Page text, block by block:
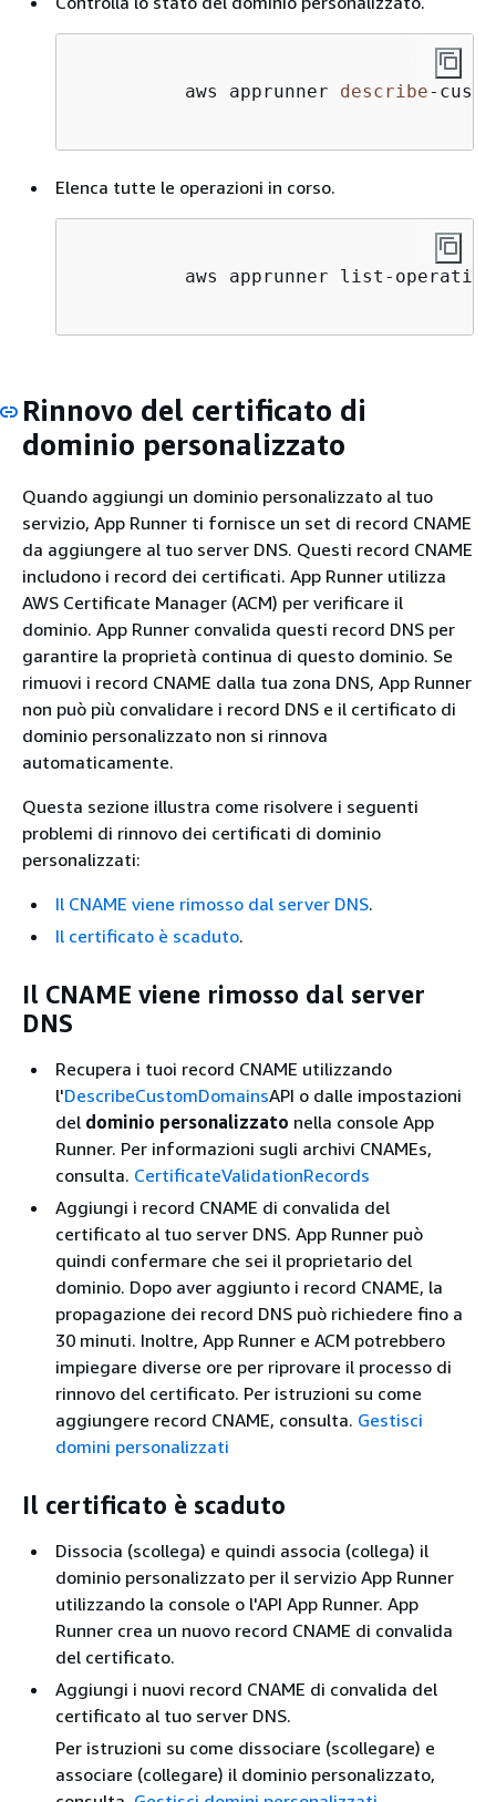
          aws apprunner
describe-
Elenca tutte le operazioni in corso.
aws apprunner list-
Rinnovo del certificato di
dominio personalizzato
Quando aggiungi un dominio personalizzato al tuo
servizio, App Runner ti fornisce un set di record CNAME
da aggiungere al tuo server DNS. Questi record CNAME
includono i record dei certificati. App Runner utilizza
AWS Certificate Manager (ACM) per verificare il
dominio. App Runner convalida questi record DNS per
garantire la proprietà continua di questo dominio. Se
rimuovi i record CNAME dalla tua zona DNS, App Runner
non può più convalidare i record DNS e il certificato di
dominio personalizzato non si rinnova
automaticamente.
Questa sezione illustra come risolvere i seguenti
problemi di rinnovo dei certificati di dominio
personalizzati:
Il CNAME viene rimosso dal server DNS.
Il certificato è scaduto.
Il CNAME viene rimosso dal server
DNS
Recupera i tuoi record CNAME utilizzando
l'DescribeCustomDomainsAPI o dalle impostazioni
del dominio personalizzato nella console App
Runner. Per informazioni sugli archivi CNAMEs,
consulta. CertificateValidationRecords
Aggiungi i record CNAME di convalida del
certificato al tuo server DNS. App Runner può
quindi confermare che sei il proprietario del
dominio. Dopo aver aggiunto i record CNAME, la
propagazione dei record DNS può richiedere fino a
30 minuti. Inoltre, App Runner e ACM potrebbero
impiegare diverse ore per riprovare il processo di
rinnovo del certificato. Per istruzioni su come
aggiungere record CNAME, consulta. Gestisci
domini personalizzati
Il certificato è scaduto
Dissocia (scollega) e quindi associa (collega) il
dominio personalizzato per il servizio App Runner
utilizzando la console o l'API App Runner. App
Runner crea un nuovo record CNAME di convalida
del certificato.
Aggiungi i nuovi record CNAME di convalida del
certificato al tuo server DNS.
Per istruzioni su come dissociare (scollegare) e
associare (collegare) il dominio personalizzato,